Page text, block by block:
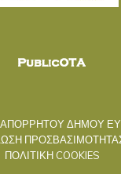
ΔΗΜΟΥ
ΠΟΛΙΤΙΚΗ COOKIES